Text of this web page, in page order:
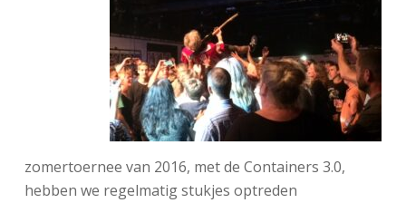
zomertoernee van 2016, met de Containers 3.0,
hebben we regelmatig stukjes optreden